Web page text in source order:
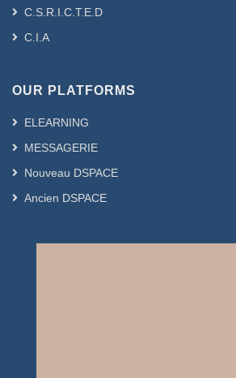
C.S.R.I.C.T.E.D
C.I.A
OUR PLATFORMS
ELEARNING
MESSAGERIE
Nouveau DSPACE
Ancien DSPACE